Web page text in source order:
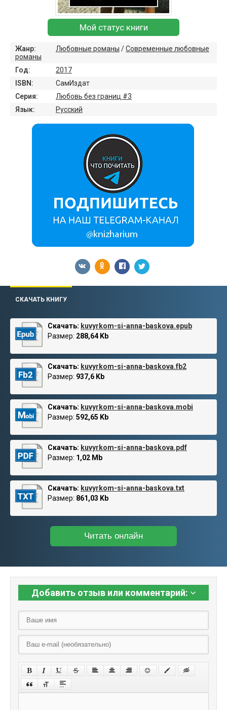
Мой статус книги
Жанр: Любовные романы /Современные любовные
романы
Год:
2017
ISBN:
СамИздат
Серия:
Любовь без границ #3
Язык:
Русский
СКАЧАТЬ КНИГУ
Скачать: kuvyrkom-si-anna-baskova.epub
Размер: 288,64 Kb
Скачать: kuvyrkom-si-anna-baskova.fb2
Размер: 937,6 Kb
Скачать: kuvyrkom-si-anna-baskova.mobi
Размер: 592,65 Kb
Скачать: kuvyrkom-si-anna-baskova.pdf
Размер: 1,02 Mb
Скачать: kuvyrkom-si-anna-baskova.txt
Размер: 861,03 Kb
Читать онлайн
Добавить отзыв или комментарий: